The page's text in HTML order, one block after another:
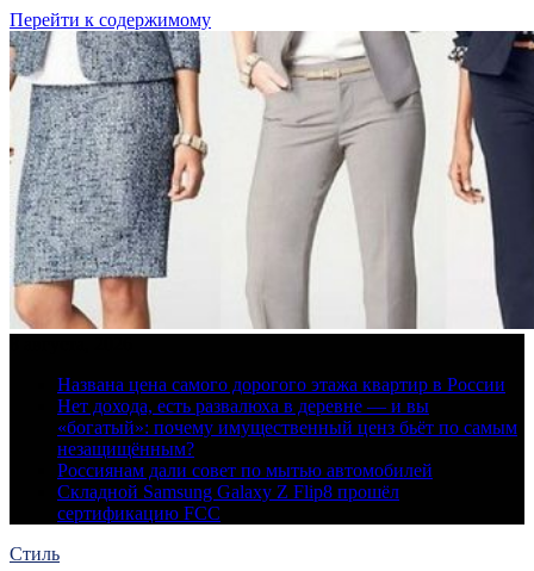
Перейти к содержимому
Названа цена самого дорогого этажа квартир в России
Нет дохода, есть развалюха в деревне — и вы
«богатый»: почему имущественный ценз бьёт по самым
незащищённым?
Россиянам дали совет по мытью автомобилей
Складной Samsung Galaxy Z Flip8 прошёл
сертификацию FCC
Стиль